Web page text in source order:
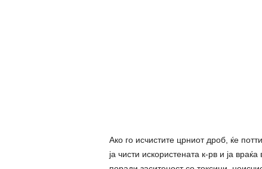
Ако го исчистите црниот дроб, ќе
ја чисти искористената к-рв и ја